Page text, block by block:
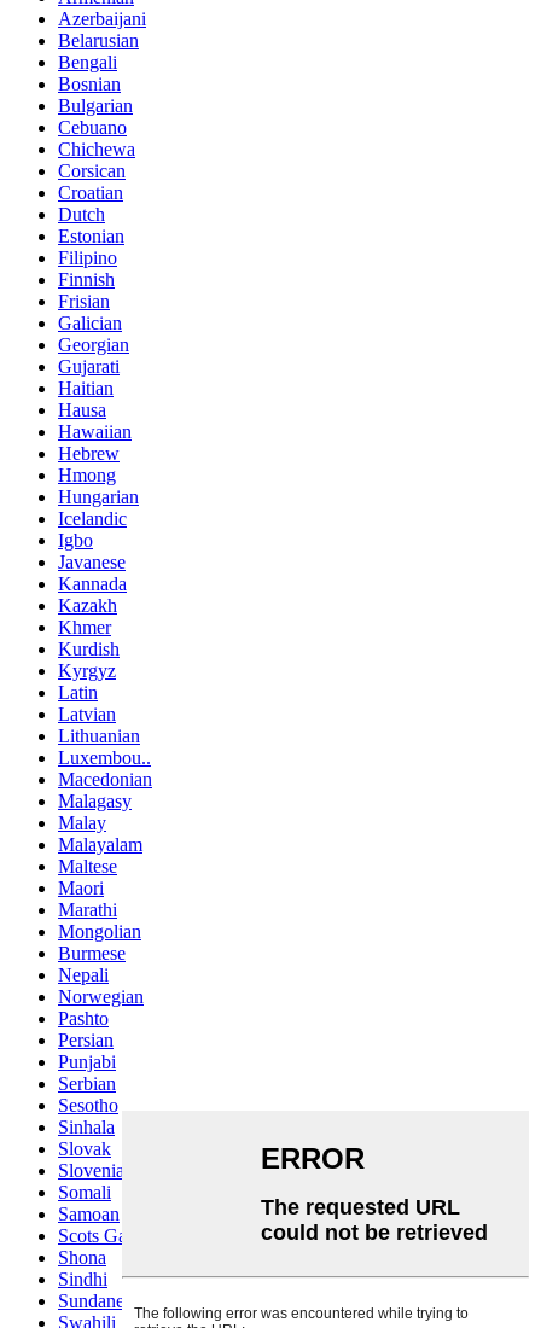
Azerbaijani
Belarusian
Bengali
Bosnian
Bulgarian
Cebuano
Chichewa
Corsican
Croatian
Dutch
Estonian
Filipino
Finnish
Frisian
Galician
Georgian
Gujarati
Haitian
Hausa
Hawaiian
Hebrew
Hmong
Hungarian
Icelandic
Igbo
Javanese
Kannada
Kazakh
Khmer
Kurdish
Kyrgyz
Latin
Latvian
Lithuanian
Luxembou..
Macedonian
Malagasy
Malay
Malayalam
Maltese
Maori
Marathi
Mongolian
Burmese
Nepali
Norwegian
Pashto
Persian
Punjabi
Serbian
Sesotho
Sinhala
Slovak
Slovenian
Somali
Samoan
Scots Gaelic
Shona
Sindhi
Sundanese
Swahili